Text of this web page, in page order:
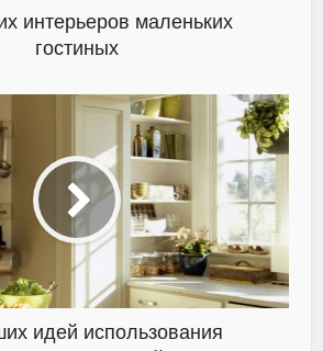
интерьеров маленьких
гостиных
идей использования